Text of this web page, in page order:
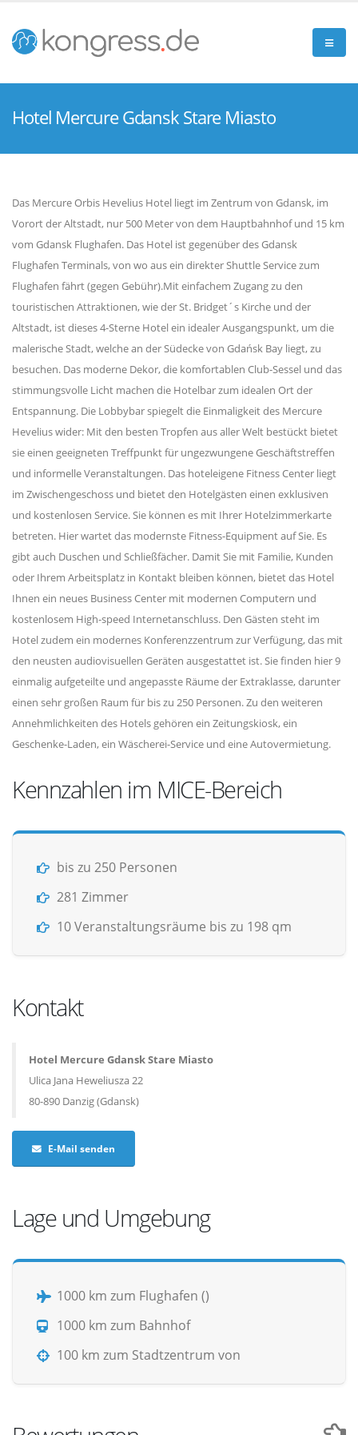
Hotel Mercure Gdansk Stare Miasto
Das Mercure Orbis Hevelius Hotel liegt im Zentrum von Gdansk, im
Vorort der Altstadt, nur 500 Meter von dem Hauptbahnhof und 15 km
vom Gdansk Flughafen. Das Hotel ist gegenüber des Gdansk
Flughafen Terminals, von wo aus ein direkter Shuttle Service zum
Flughafen fährt (gegen Gebühr).Mit einfachem Zugang zu den
touristischen Attraktionen, wie der St. Bridget´s Kirche und der
Altstadt, ist dieses 4-Sterne Hotel ein idealer Ausgangspunkt, um die
malerische Stadt, welche an der Südecke von Gdańsk Bay liegt, zu
besuchen. Das moderne Dekor, die komfortablen Club-Sessel und das
stimmungsvolle Licht machen die Hotelbar zum idealen Ort der
Entspannung. Die Lobbybar spiegelt die Einmaligkeit des Mercure
Hevelius wider: Mit den besten Tropfen aus aller Welt bestückt bietet
sie einen geeigneten Treffpunkt für ungezwungene Geschäftstreffen
und informelle Veranstaltungen. Das hoteleigene Fitness Center liegt
im Zwischengeschoss und bietet den Hotelgästen einen exklusiven
und kostenlosen Service. Sie können es mit Ihrer Hotelzimmerkarte
betreten. Hier wartet das modernste Fitness-Equipment auf Sie. Es
gibt auch Duschen und Schließfächer. Damit Sie mit Familie, Kunden
oder Ihrem Arbeitsplatz in Kontakt bleiben können, bietet das Hotel
Ihnen ein neues Business Center mit modernen Computern und
kostenlosem High-speed Internetanschluss. Den Gästen steht im
Hotel zudem ein modernes Konferenzzentrum zur Verfügung, das mit
den neusten audiovisuellen Geräten ausgestattet ist. Sie finden hier 9
einmalig aufgeteilte und angepasste Räume der Extraklasse, darunter
einen sehr großen Raum für bis zu 250 Personen. Zu den weiteren
Annehmlichkeiten des Hotels gehören ein Zeitungskiosk, ein
Geschenke-Laden, ein Wäscherei-Service und eine Autovermietung.
Kennzahlen im MICE-Bereich
bis zu 250 Personen
281 Zimmer
10 Veranstaltungsräume bis zu 198 qm
Kontakt
Hotel Mercure Gdansk Stare Miasto
Ulica Jana Heweliusza 22
80-890 Danzig (Gdansk)
E-Mail senden
Lage und Umgebung
1000 km zum Flughafen ()
1000 km zum Bahnhof
100 km zum Stadtzentrum von